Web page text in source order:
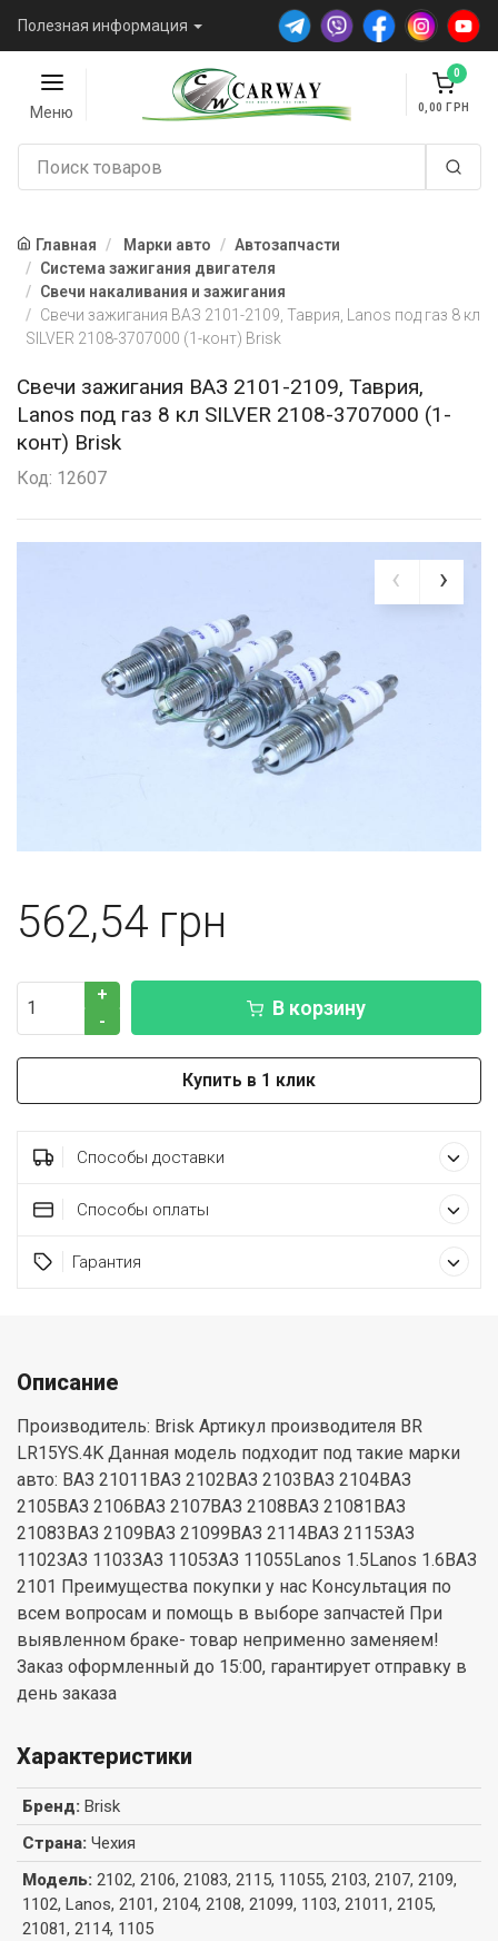
Полезная информация
Меню
0
0,00
Главная Марки авто
Автозапчасти
Система зажигания двигателя
Свечи накаливания и зажигания
Свечи зажигания ВАЗ 2101-2109, Таврия, Lanos под газ 8 кл
SILVER 2108-3707000 (1-конт) Brisk
Свечи зажигания ВАЗ 2101-2109, Таврия,
Lanos под газ 8 кл SILVER 2108-3707000 (1-
конт) Brisk
Код: 12607
562,54
+
-
В корзину
Купить в 1 клик
Способы доставки
Способы оплаты
Гарантия
Описание
Производитель: Brisk Артикул производителя BR
LR15YS.4K Данная модель подходит под такие марки
авто: ВАЗ 21011ВАЗ 2102ВАЗ 2103ВАЗ 2104ВАЗ
2105ВАЗ 2106ВАЗ 2107ВАЗ 2108ВАЗ 21081ВАЗ
21083ВАЗ 2109ВАЗ 21099ВАЗ 2114ВАЗ 2115ЗАЗ
1102ЗАЗ 1103ЗАЗ 1105ЗАЗ 11055Lanos 1.5Lanos 1.6ВАЗ
2101 Преимущества покупки у нас Консультация по
всем вопросам и помощь в выборе запчастей При
выявленном браке- товар неприменно заменяем!
Заказ оформленный до 15:00, гарантирует отправку в
день заказа
Характеристики
Бренд: Brisk
Страна: Чехия
Модель: 2102, 2106, 21083, 2115, 11055, 2103, 2107, 2109,
1102, Lanos, 2101, 2104, 2108, 21099, 1103, 21011, 2105,
21081, 2114, 1105